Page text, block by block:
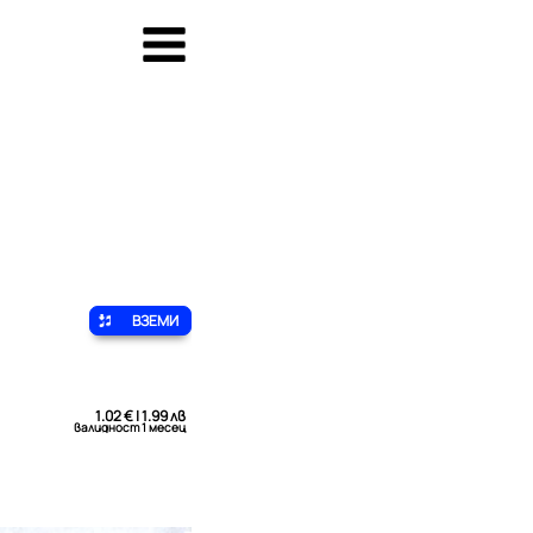
ВЗЕМИ
1.02 € | 1.99 лв
валидност 1 месец